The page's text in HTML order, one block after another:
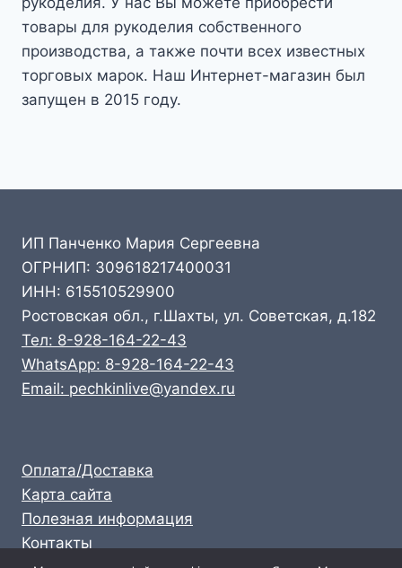
товары для рукоделия собственного
производства, а также почти всех известных
торговых марок. Наш Интернет-магазин был
запущен в 2015 году.
ИП Панченко Мария Сергеевна
ОГРНИП: 309618217400031
ИНН: 615510529900
Ростовская обл., г.Шахты, ул. Советская, д.182
Тел: 8-928-164-22-43
WhatsApp: 8-928-164-22-43
Email: pechkinlive@yandex.ru
Оплата/Доставка
Карта сайта
Полезная информация
Контакты